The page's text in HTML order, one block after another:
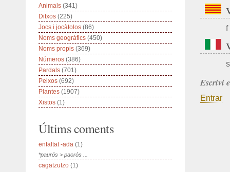
f
Escrivi
Entrar
Animals (341)
Ditxos (225)
Jocs i jocàtolos (86)
Noms geogràfics (450)
Noms propis (369)
Números (386)
Pardals (701)
Peixos (692)
Plantes (1907)
Xistos (1)
Últims coments
enfaltat -ada (1)
*paurós > paorós ...
cagatzutzo (1)